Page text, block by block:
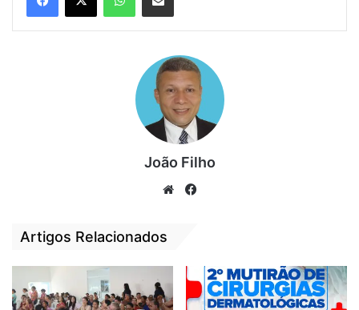
O pré-candidato do PCdoB também propõe
a reforma para cirurgias dos dois Socorrões
João Filho
We
Artigos Relacionados